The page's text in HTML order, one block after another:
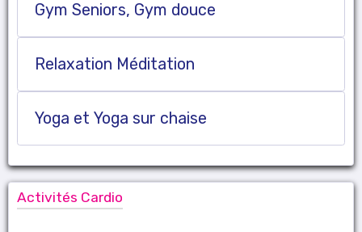
Gym Seniors, Gym douce
Relaxation Méditation
Yoga et Yoga sur chaise
Activités Cardio